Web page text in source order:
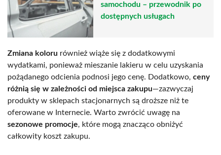
samochodu – przewodnik po
dostępnych usługach
Zmiana koloru również wiąże się z dodatkowymi
wydatkami, ponieważ mieszanie lakieru w celu uzyskania
pożądanego odcienia podnosi jego cenę. Dodatkowo, ceny
różnią się w zależności od miejsca zakupu—zazwyczaj
produkty w sklepach stacjonarnych są droższe niż te
oferowane w Internecie. Warto zwrócić uwagę na
sezonowe promocje, które mogą znacząco obniżyć
całkowity koszt zakupu.